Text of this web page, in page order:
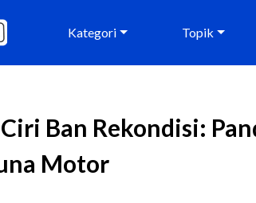
Kategori Topik
Ban Rekondisi:
Motor